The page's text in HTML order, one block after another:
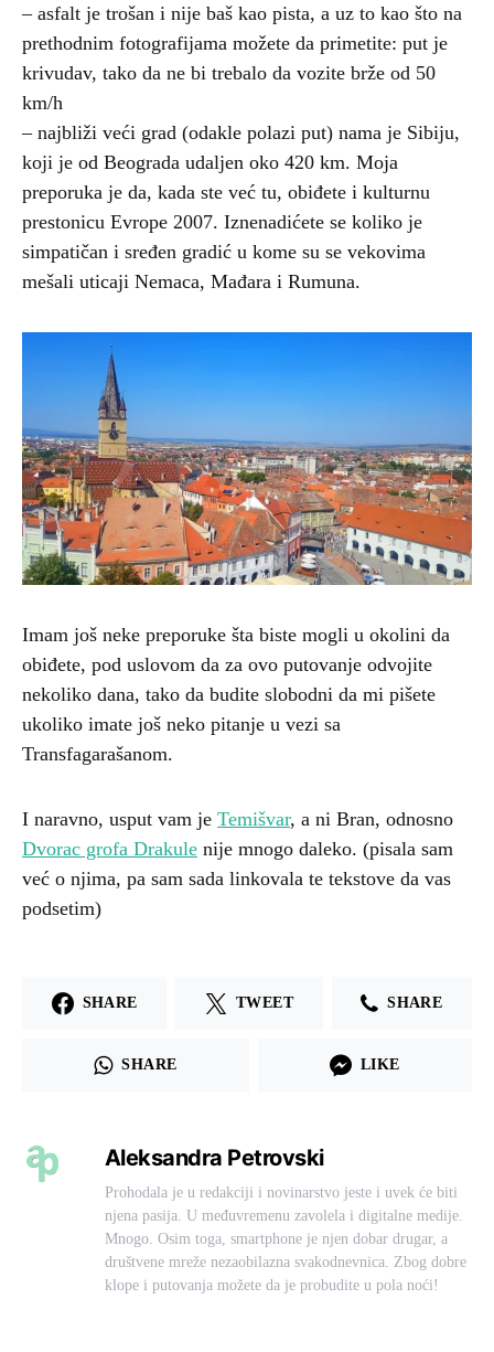
– asfalt je trošan i nije baš kao pista, a uz to kao što na
prethodnim fotografijama možete da primetite: put je
krivudav, tako da ne bi trebalo da vozite brže od 50
km/h
– najbliži veći grad (odakle polazi put) nama je Sibiju,
koji je od Beograda udaljen oko 420 km. Moja
preporuka je da, kada ste već tu, obiđete i kulturnu
prestonicu Evrope 2007. Iznenadićete se koliko je
simpatičan i sređen gradić u kome su se vekovima
mešali uticaji Nemaca, Mađara i Rumuna.
Imam još neke preporuke šta biste mogli u okolini da
obiđete, pod uslovom da za ovo putovanje odvojite
nekoliko dana, tako da budite slobodni da mi pišete
ukoliko imate još neko pitanje u vezi sa
Transfagarašanom.
I naravno, usput vam je Temišvar, a ni Bran, odnosno
Dvorac grofa Drakule nije mnogo daleko. (pisala sam
već o njima, pa sam sada linkovala te tekstove da vas
podsetim)
SHARE TWEET SHARE
SHARE LIKE
Aleksandra Petrovski
Prohodala je u redakciji i novinarstvo jeste i uvek će biti
njena pasija. U međuvremenu zavolela i digitalne medije.
Mnogo. Osim toga, smartphone je njen dobar drugar, a
društvene mreže nezaobilazna svakodnevnica. Zbog dobre
klope i putovanja možete da je probudite u pola noći!